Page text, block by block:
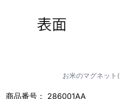
お米のマグネット
商品番号： 286001AA